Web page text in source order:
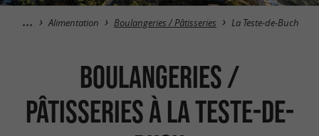
Alimentation Boulangeries / Pâtisseries La Teste-de-Buch
Boulangeries /
Pâtisseries à La Teste-de-